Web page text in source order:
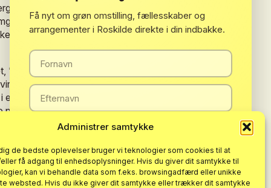
Administrer samtykke
de bedste oplevelser bruger vi teknologier som cookies til at
få adgang til enhedsoplysninger. Hvis du giver dit samtykke til
kan vi behandle data som f.eks. browsingadfærd eller unikke
websted. Hvis du ikke giver dit samtykke eller trækker dit samtykke
– i Folkeoplysningens
samspiller med
”repræsenterer
virksomheder aktivt bidrager til
i en fremtid med færre
på helt nye måder i de
fremtiden (og flere og mere
ud fra klassisk velfærd til
vel skulle se grundlæggende
Få nyt om grøn omstilling, fællesskaber og
arrangementer i Roskilde direkte i din indbakke.
Tilmeld dig